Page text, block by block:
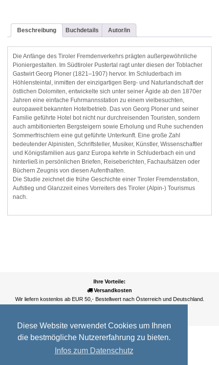
Diese Website verwendet Cookies um Ihnen
die bestmögliche Nutzererfahrung zu bieten.
Infos zum Datenschutz
Beschreibung Buchdetails Autor/in
Die Anfänge des Tiroler Fremdenverkehrs prägten außergewöhnliche
Pioniergestalten. Im Südtiroler Pustertal ragt unter diesen der Toblacher
Gastwirt Georg Ploner (1821–1907) hervor. Im Schluderbach im
Höhlensteintal, inmitten der einzigartigen Berg- und Naturlandschaft der
östlichen Dolomiten, entwickelte sich unter seiner Ägide ab den 1870er
Jahren eine einfache Fuhrmannsstation zu einem vielbesuchten,
europaweit bekannten Hotelbetrieb. Das von Georg Ploner und seiner
Familie geführte Hotel bot nicht nur durchreisenden Touristen, sondern
auch ambitionierten Bergsteigern sowie Erholung und Ruhe suchenden
Sommerfrischlern eine gut geführte Unterkunft. Eine große Zahl
bedeutender Alpinisten, Schriftsteller, Musiker, Künstler, Wissenschaftler
und Königsfamilien aus ganz Europa kehrte in Schluderbach ein und
hinterließ in persönlichen Briefen, Reiseberichten, Fachaufsätzen oder
Büchern Zeugnis von diesen Aufenthalten.
Die Studie zeichnet die frühe Geschichte einer Tiroler Fremdenstation,
Aufstieg und Glanzzeit eines Vorreiters des Tiroler (Alpin-) Tourismus
nach.
Ihre Vorteile:
Versandkosten
Wir liefern kostenlos ab EUR 50,- Bestellwert nach Österreich und Deutschland.